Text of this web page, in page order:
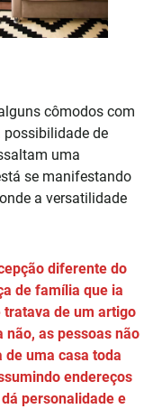
cômodos com
possibilidade de
uma
se manifestando
a versatilidade
diferente do
de família que ia
de um artigo
as pessoas não
uma casa toda
endereços
personalidade e